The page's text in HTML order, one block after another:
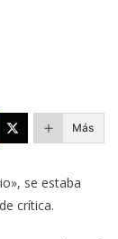
Más
se estaba
crítica.